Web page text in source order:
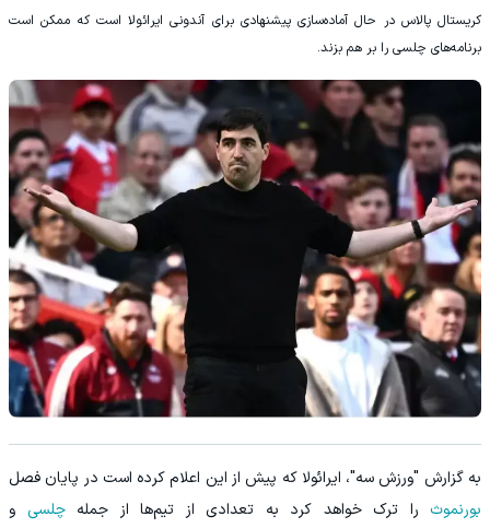
کریستال پالاس در حال آماده‌سازی پیشنهادی برای آندونی ایرائولا است که ممکن است
برنامه‌های چلسی را بر هم بزند.
به گزارش "ورزش سه"، ایرائولا که پیش از این اعلام کرده است در پایان فصل
بورنموث را ترک خواهد کرد به تعدادی از تیم‌ها از جملهچلسی و